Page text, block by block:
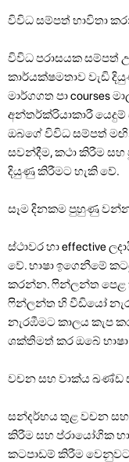
විවිධ සම්පත් භාවිතා
විවිධ පරාසයක සම්පත්
කාර්යක්ෂමතාව වැඩි
මාර්ගගත පා courses
අන්තර්ක්රියාකාරී
ඔබගේ විවිධ සම්පත්
සවන්දීම, කථා කිරීම සහ
දියුණු කිරීමට හැකි වේ.
සෑම දිනකම පුහුණු
ස්ථාවර හා effective
වේ. භාෂා ඉගෙනීමේ
කරන්න. ෆින්ලන්ත පෙළ
ෆින්ලන්ත හි වීඩියෝ
නැරඹීමට කාලය කැප
ශක්තිමත් කර ඔබේ
වචන සහ වාක්ය ඛණ්ඩ
සන්දර්භය තුළ වචන
කිරීම සහ ප්රායෝගික
කටපාඩම් කිරීම